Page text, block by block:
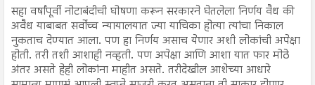
सहा वर्षांपूर्वी नोटाबंदीची घोषणा करून सरकारने घेतलेला निर्णय वैध की
अवैध याबाबत सर्वोच्च न्यायालयात ज्या याचिका होत्या त्यांचा निकाल
नुकताच देण्यात आला. पण हा निर्णय असाच येणार अशी लोकांची अपेक्षा
होती. तरी तशी आशाही नव्हती. पण अपेक्षा आणि आशा यात फार मोठे
अंतर असते हेही लोकांना माहीत असते. तरीदेखील आशेच्या आधारे